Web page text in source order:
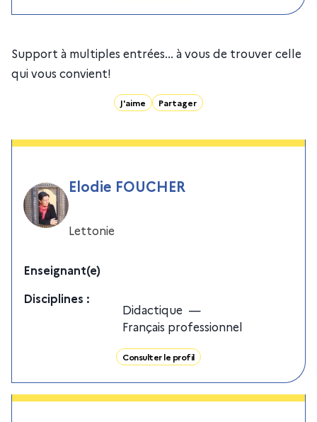
Support à multiples entrées... à vous de trouver celle
qui vous convient!
J'aime Partager
Elodie FOUCHER
Lettonie
Enseignant(e)
Disciplines :
Didactique —
Français professionnel
Consulter le profil